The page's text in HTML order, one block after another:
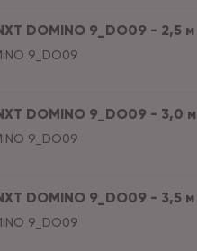
DOMINO 9_DO09 - 2,5 м
9_DO09
DOMINO 9_DO09 - 3,0 м
9_DO09
DOMINO 9_DO09 - 3,5 м
9_DO09